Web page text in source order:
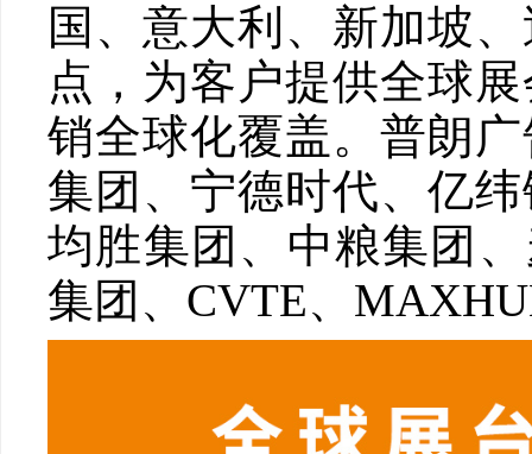
国、意大利、新加坡
点，为客户提供全球
销全球化覆盖。普朗
集团、宁德时代、亿
均胜集团、中粮集团
集团、CVTE、